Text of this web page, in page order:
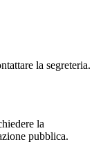
la segreteria.
la
pubblica.